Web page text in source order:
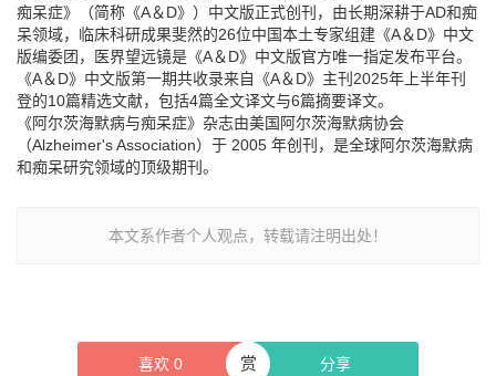
痴呆症》（简称《A＆D》）中文版正式创刊，由长期深耕于AD和痴
呆领域，临床科研成果斐然的26位中国本土专家组建《A＆D》中文
版编委团，医界望远镜是《A＆D》中文版官方唯一指定发布平台。
《A＆D》中文版第一期共收录来自《A＆D》主刊2025年上半年刊
登的10篇精选文献，包括4篇全文译文与6篇摘要译文。
《阿尔茨海默病与痴呆症》杂志由美国阿尔茨海默病协会
（Alzheimer's Association）于 2005 年创刊，是全球阿尔茨海默病
和痴呆研究领域的顶级期刊。
本文系作者个人观点，转载请注明出处！
喜欢 0 分享
赏